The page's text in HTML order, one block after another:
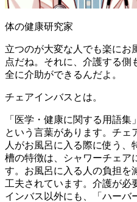
体の健康研究家
立つのが大変な人でも楽にお
点だね。それに、介護する側
全に介助ができるんだよ。
チェアインバスとは。
「医学・健康に関する用語集
という言葉があります。チェ
人がお風呂に入る際に使う、
槽の特徴は、シャワーチェア
す。お風呂に入る人の負担を
工夫されています。介護が必
インバス以外にも、「ハーバ